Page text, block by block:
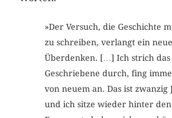
»Der Versuch, die Geschichte
zu schreiben, verlangt ein
Überdenken. […] Ich strich das
Geschriebene durch, fing
von neuem an. Das ist zwanzig
und ich sitze wieder hinter den